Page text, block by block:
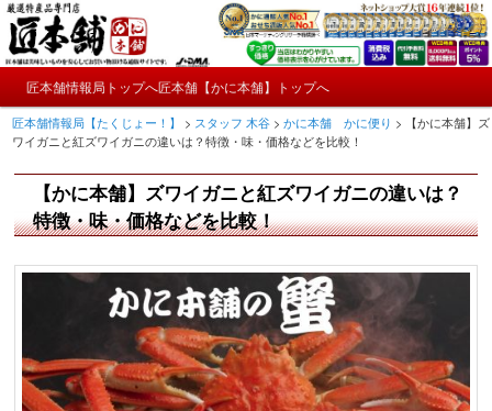
メ
イ
ン
ン
テ
ン
匠本舗情報局【たくじょー！】
かにやおせちについてのおもしろ情報や興味深い記事をお届けします。
ン
メ
メ
イ
ン
コ
ツ
匠本舗情報局トップへ匠本舗【かに本舗】トップへ
匠本舗情報局【たくじょー！】 > スタッフ 木谷 >かに本舗 かに便り >
【かに本舗】ズ
ワイガニと紅ズワイガニの違いは？特徴・味・価格などを比較！
【かに本舗】ズワイガニと紅ズワイガニの違いは？
特徴・味・価格などを比較！